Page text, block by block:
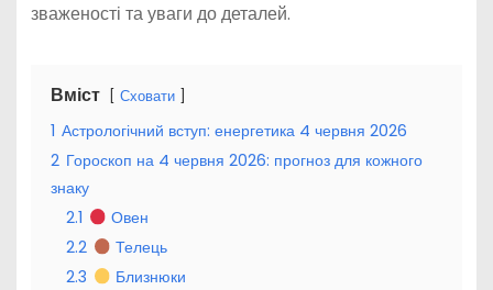
зваженості та уваги до деталей.
Вміст Сховати
1 Астрологічний вступ: енергетика 4 червня 2026
2 Гороскоп на 4 червня 2026: прогноз для кожного
знаку
2.1
Овен
2.2
Телець
2.3
Близнюки